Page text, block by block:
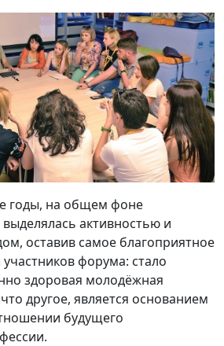
годы, на общем фоне
активностью и
оставив самое благоприятное
форума: стало
здоровая молодёжная
другое, является основанием
будущего